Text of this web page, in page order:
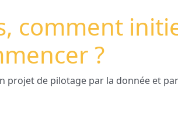
comment
?
projet de pilotage par la donnée et